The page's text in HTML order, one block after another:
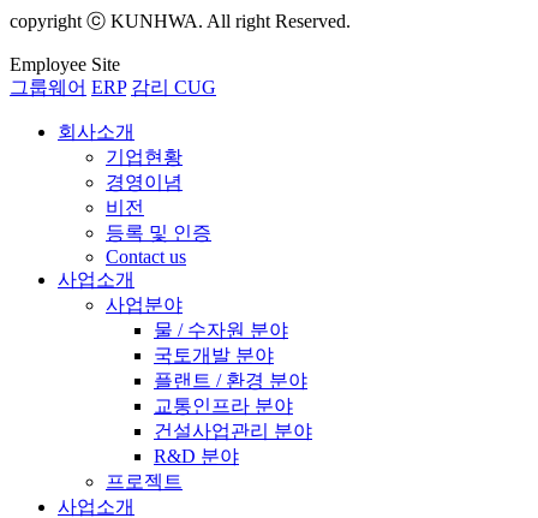
copyright ⓒ KUNHWA. All right Reserved.
Employee Site
그룹웨어 ERP 감리 CUG
회사소개
기업현황
경영이념
비전
등록 및 인증
Contact us
사업소개
사업분야
물 / 수자원 분야
국토개발 분야
플랜트 / 환경 분야
교통인프라 분야
건설사업관리 분야
R&D 분야
프로젝트
사업소개